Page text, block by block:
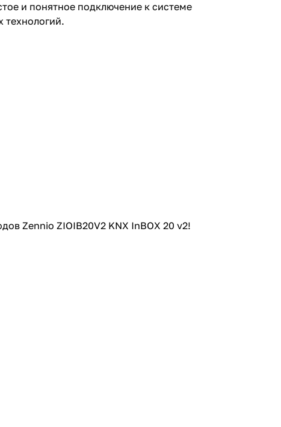
и понятное подключение к системе
технологий.
Zennio ZIOIB20V2 KNX InBOX 20 v2!